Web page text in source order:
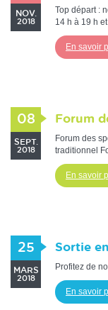
NOV.
2018
Top départ :
14 h à 19 h
En savoir
08
SEPT.
2018
Forum
Forum des
traditionnel
En savoir
25
MARS
2018
Sortie
Profitez de
En savoir